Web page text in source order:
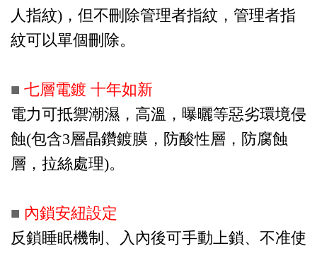
人指紋)，但不刪除管理者指紋，管理者指
紋可以單個刪除。
■ 七層電鍍 十年如新
電力可抵禦潮濕，高溫，曝曬等惡劣環境侵
蝕(包含3層晶鑽鍍膜，防酸性層，防腐蝕
層，拉絲處理)。
■ 內鎖安紐設定
反鎖睡眠機制、入內後可手動上鎖、不准使